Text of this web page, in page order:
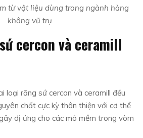
từ vật liệu dùng trong ngành hàng
không vũ trụ
cercon và ceramill
loại răng sứ cercon và ceramill đều
chất cực kỳ thân thiện với cơ thể
dị ứng cho các mô mềm trong vòm